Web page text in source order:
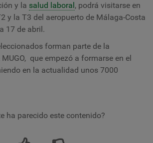
y la salud laboral, podrá visitarse en
y la T3 del aeropuerto de Málaga-Costa
17 de abril.
forman parte de la
MUGO, que empezó a formarse en el
en la actualidad unos 7000
ha parecido este contenido?